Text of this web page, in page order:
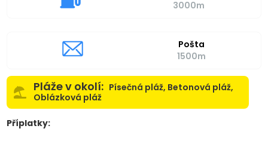
3000m
Pošta
1500m
Pláže v okolí: Písečná pláž, Betonová pláž,
Oblázková pláž
Příplatky: